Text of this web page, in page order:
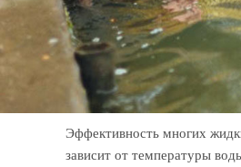
Эффективность многих
зависит от температуры